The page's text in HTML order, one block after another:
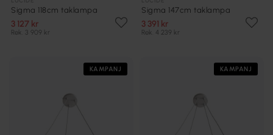
Sigma 118cm taklampa
3 127 kr
Rek. 3 909 kr
Sigma 147cm taklampa
3 391 kr
Rek. 4 239 kr
KAMPANJ KAMPANJ